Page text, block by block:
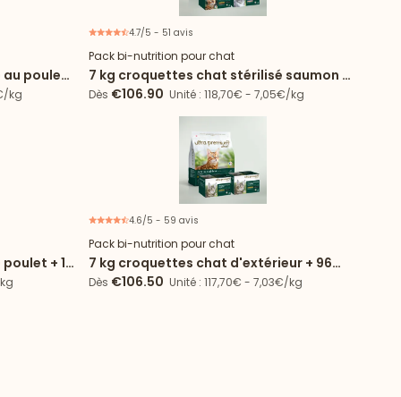
poulet
kg
4.7/5 - 51 avis
Pack bi-nutrition pour chat
7 kg croquettes chat stérilisé saumon +
96 sachets
Dès €106.90 Unité : 118,70€ - 7,05€/kg
+ 12
4.6/5 - 59 avis
Pack bi-nutrition pour chat
7 kg croquettes chat d'extérieur + 96
sachets
Dès €106.50 Unité : 117,70€ - 7,03€/kg